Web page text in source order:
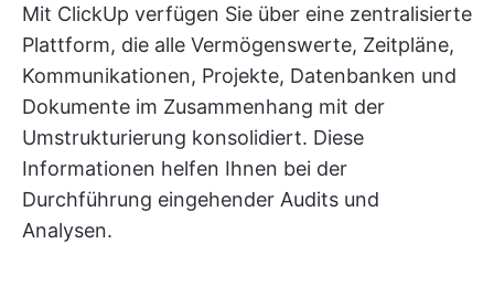
Mit ClickUp verfügen Sie über eine zentralisierte
Plattform, die alle Vermögenswerte, Zeitpläne,
Kommunikationen, Projekte, Datenbanken und
Dokumente im Zusammenhang mit der
Umstrukturierung konsolidiert. Diese
Informationen helfen Ihnen bei der
Durchführung eingehender Audits und
Analysen.